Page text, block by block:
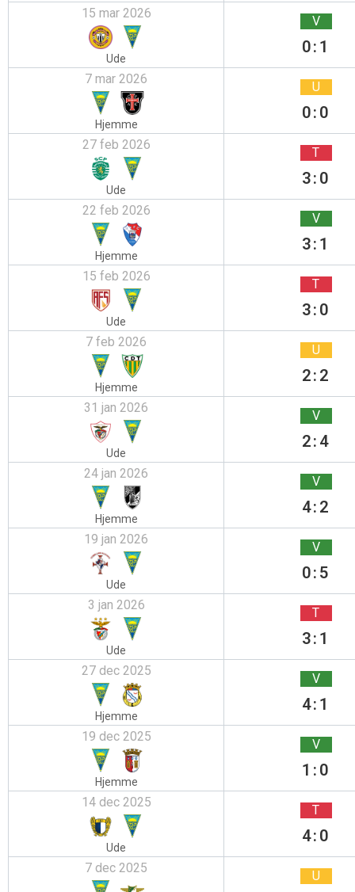
15 mar 2026
Ude
V
0:1
7 mar 2026
Hjemme
U
0:0
27 feb 2026
Ude
T
3:0
22 feb 2026
Hjemme
V
3:1
15 feb 2026
Ude
T
3:0
7 feb 2026
Hjemme
U
2:2
31 jan 2026
Ude
V
2:4
24 jan 2026
Hjemme
V
4:2
19 jan 2026
Ude
V
0:5
3 jan 2026
Ude
T
3:1
27 dec 2025
Hjemme
V
4:1
19 dec 2025
Hjemme
V
1:0
14 dec 2025
Ude
T
4:0
7 dec 2025 U